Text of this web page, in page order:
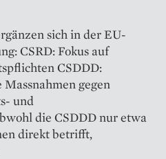
sich in der EU-
CSRD: Fokus auf
CSDDD:
gegen
und
die CSDDD nur etwa
direkt betrifft,